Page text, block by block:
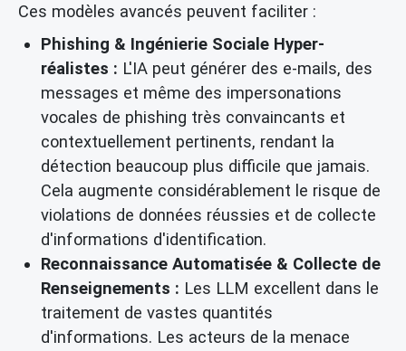
Ces modèles avancés peuvent faciliter :
Phishing & Ingénierie Sociale Hyper-
réalistes : L'IA peut générer des e-mails, des
messages et même des impersonations
vocales de phishing très convaincants et
contextuellement pertinents, rendant la
détection beaucoup plus difficile que jamais.
Cela augmente considérablement le risque de
violations de données réussies et de collecte
d'informations d'identification.
Reconnaissance Automatisée & Collecte de
Renseignements : Les LLM excellent dans le
traitement de vastes quantités
d'informations. Les acteurs de la menace